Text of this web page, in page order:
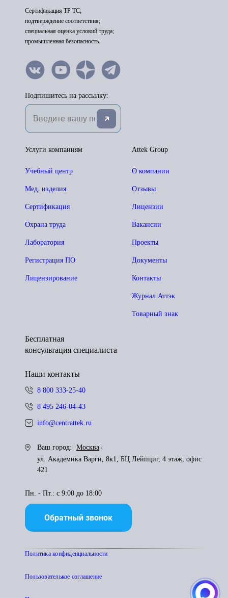
Сертификация ТР ТС;
подтверждение соответствия;
специальная оценка условий труда;
промышленная безопасность.
Подпишитесь на рассылку:
Attek Group
О компании
Отзывы
Лицензии
Вакансии
Проекты
Документы
Контакты
Журнал Аттэк
Товарный знак
Услуги компаниям
Учебный центр
Мед. изделия
Сертификация
Охрана труда
Лаборатория
Регистрация ПО
Лицензирование
Бесплатная
консультация специалиста
Наши контакты
8 800 333-25-40
8 495 246-04-43
info@centrattek.ru
Ваш город:
Москва
ул. Академика Варги, 8к1, БЦ Лейпциг, 4 этаж, офис
421
Пн. - Пт.: с 9:00 до 18:00
Обратный звонок
Политика конфиденциальности
Пользователькое соглашение